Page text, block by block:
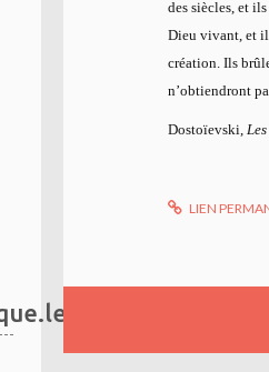
des siècles, et
Dieu vivant, et
création. Ils
n’obtiendront
Dostoïevski,
LIEN